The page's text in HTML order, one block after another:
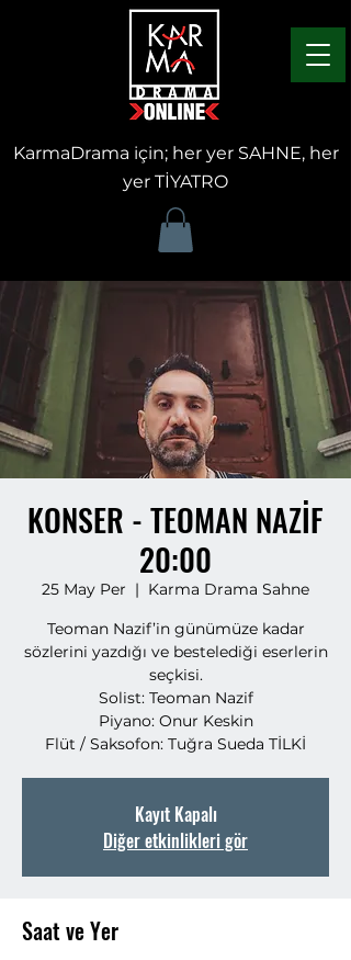
KarmaDrama için; her yer SAHNE, her
yer TİYATRO
KONSER - TEOMAN NAZİF
20:00
25 May Per
  |
Karma Drama Sahne
Teoman Nazif’in günümüze kadar
sözlerini yazdığı ve bestelediği eserlerin
seçkisi.
Solist: Teoman Nazif
Piyano: Onur Keskin
Flüt / Saksofon: Tuğra Sueda TİLKİ
Kayıt Kapalı
Diğer etkinlikleri gör
Saat ve Yer